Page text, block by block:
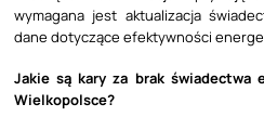
wymagana jest aktualizacja
dane dotyczące efektywności
Jakie są kary za brak świadectwa
Wielkopolsce?